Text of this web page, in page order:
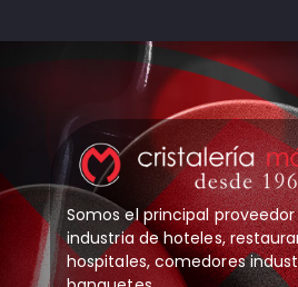
Somos el principal
industria de hoteles,
hospitales, comedores